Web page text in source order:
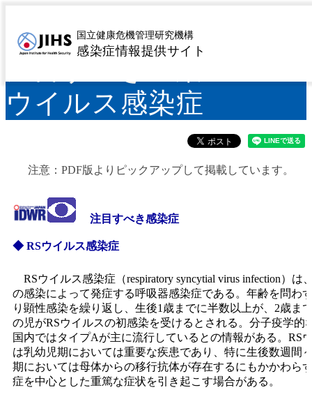
国立健康危機管理研究機構
感染症情報提供サイト
IDWR 2013年第36号＜
ウイルス感染症
注意：PDF版よりピックアップして掲載しています。
注目すべき感染症
◆ RSウイルス感染症
RSウイルス感染症（respiratory syncytial virus infection）は
の感染によって発症する呼吸器感染症である。年齢を問わ
り顕性感染を繰り返し、生後1歳までに半数以上が、2歳ま
の児がRSウイルスの初感染を受けるとされる。分子疫学的
国内ではタイプAが主に流行しているとの情報がある。RS
は乳幼児期においては重要な疾患であり、特に生後数週間
期においては母体からの移行抗体が存在するにもかかわら
症を中心とした重篤な症状を引き起こす場合がある。